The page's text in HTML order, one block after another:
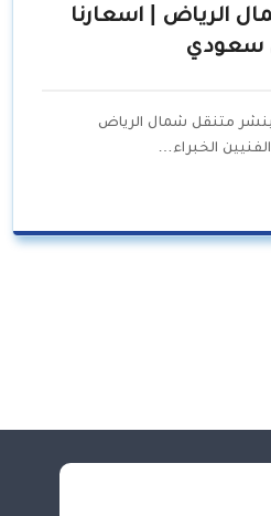
الرياض | اسعارنا
متنقل شمال الرياض
الخبراء…